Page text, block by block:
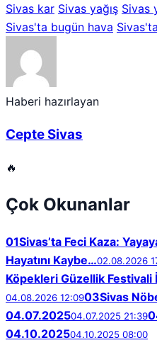
Sivas kar Sivas yağış Sivas
Sivas'ta bugün hava
Haberi hazırlayan
Cepte Sivas
🔥
Çok Okunanlar
01Sivas’ta Feci Kaza:
Hayatını Kaybe…02.08.2026
Köpekleri Güzellik
04.08.2026 12:0903Sivas
04.07.202504.07.2025 21:39
04.10.202504.10.2025 08:00